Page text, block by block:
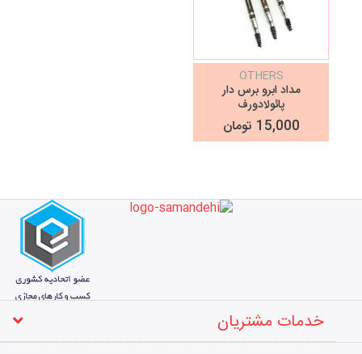
OTHERS
مداد ابرو برس دار
پائولادورف
15,000 تومان
خدمات مشتریان